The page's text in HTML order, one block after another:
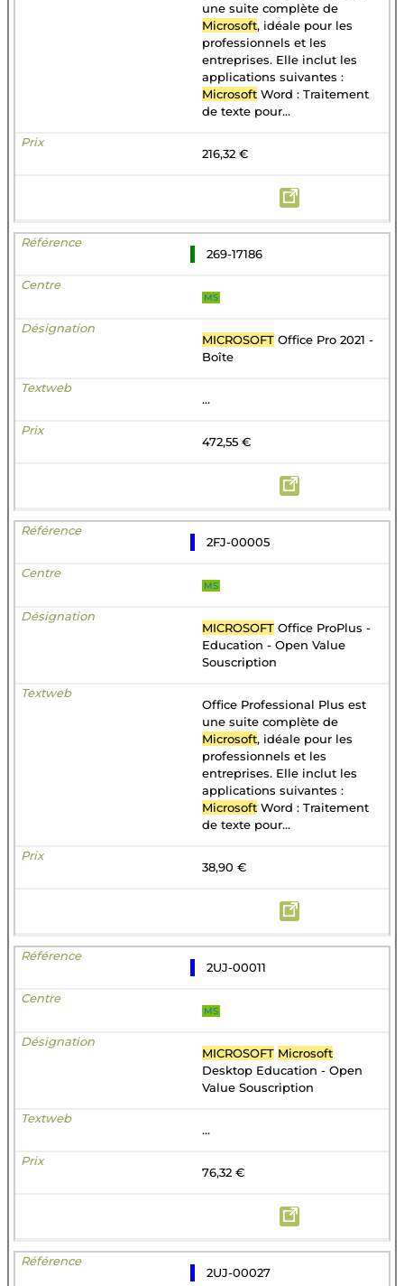
une suite complète de
Microsoft, idéale pour les
professionnels et les
entreprises. Elle inclut les
applications suivantes :
Microsoft Word : Traitement
de texte pour...
216,32 €
269-17186
MS
MICROSOFT Office Pro 2021 -
Boîte
...
472,55 €
2FJ-00005
MS
MICROSOFT Office ProPlus -
Education - Open Value
Souscription
Office Professional Plus est
une suite complète de
Microsoft, idéale pour les
professionnels et les
entreprises. Elle inclut les
applications suivantes :
Microsoft Word : Traitement
de texte pour...
38,90 €
2UJ-00011
MS
MICROSOFT Microsoft
Desktop Education - Open
Value Souscription
...
76,32 €
2UJ-00027